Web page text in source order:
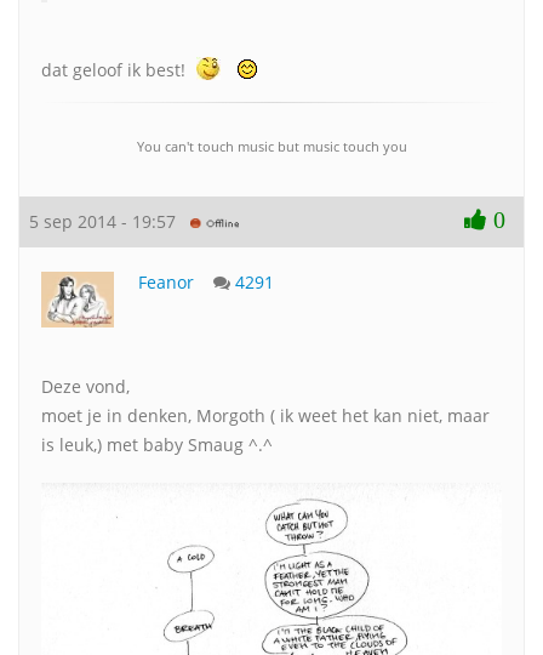
dat geloof ik best!
You can't touch music but music touch you
5 sep 2014 - 19:57 0
Feanor 4291
Deze vond,
moet je in denken, Morgoth ( ik weet het kan niet, maar
is leuk,) met baby Smaug ^.^